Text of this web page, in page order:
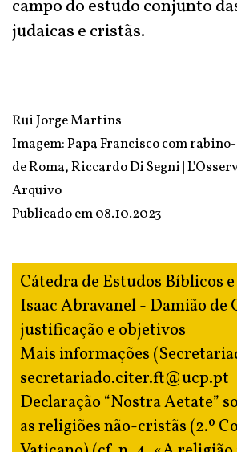
campo do estudo conjunto
judaicas e cristãs.
Rui Jorge Martins
Imagem: Papa Francisco com
de Roma, Riccardo Di Segni |
Arquivo
Publicado em08.10.2023
Cátedra de Estudos Bíblicos
Isaac Abravanel - Damião de
justificação e objetivos
Mais informações
secretariado.citer.ft@ucp.pt
Declaração “Nostra Aetate”
as religiões não-cristãs (2.º